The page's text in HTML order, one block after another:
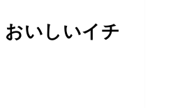
いしいイチ